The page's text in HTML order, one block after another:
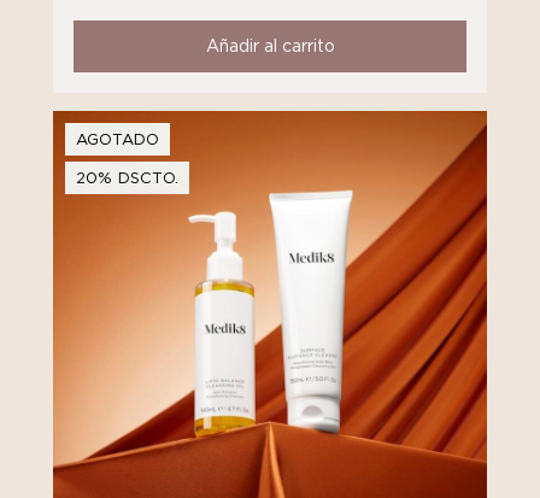
Añadir al carrito
AGOTADO
20% DSCTO.